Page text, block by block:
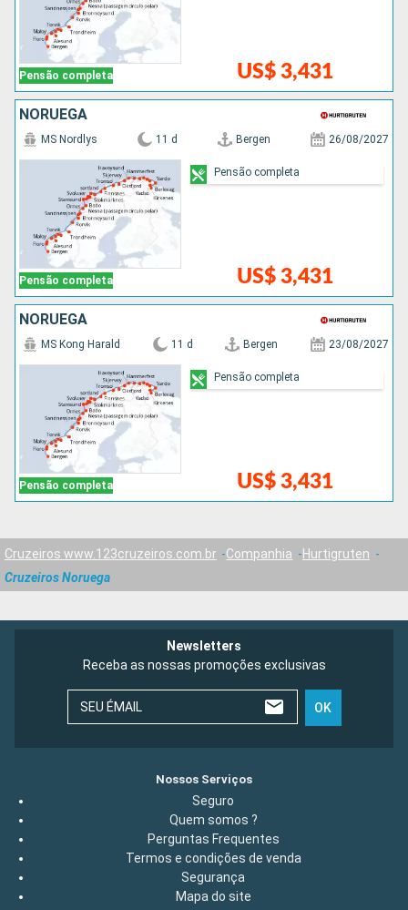
Pensão completa US$ 3,431
NORUEGA
Pensão completa
MS Nordlys 11 d Bergen 26/08/2027
US$ 3,431
Pensão completa
NORUEGA
Pensão completa
MS Kong Harald 11 d Bergen 23/08/2027
US$ 3,431
Pensão completa
Cruzeiros www.123cruzeiros.com.br Companhia
Hurtigruten
Cruzeiros Noruega
Newsletters
Receba as nossas promoções exclusivas
SEU ÉMAIL OK
Nossos Serviços
Seguro
Quem somos ?
Perguntas Frequentes
Termos e condições de venda
Segurança
Mapa do site